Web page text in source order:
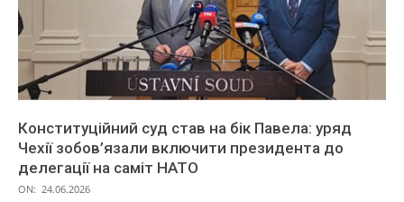
Конституційний суд став на бік Павела: уряд
Чехії зобов’язали включити президента до
делегації на саміт НАТО
ON: 24.06.2026